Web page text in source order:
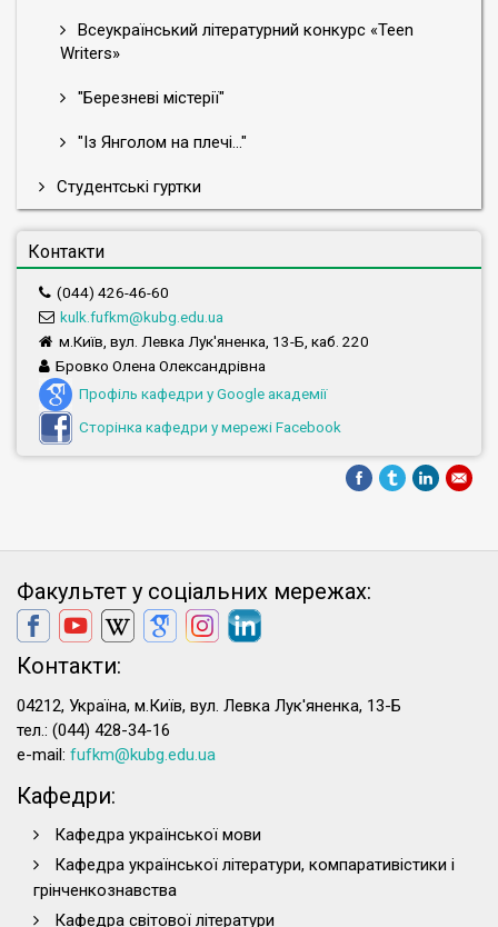
Всеукраїнський літературний конкурс «Teen
Writers»
"Березневі містерії"
"Із Янголом на плечі..."
Студентські гуртки
Контакти
(044) 426-46-60
kulk.fufkm@kubg.edu.ua
м.Київ, вул. Левка Лук'яненка, 13-Б, каб. 220
Бровко Олена Олександрівна
Профіль кафедри у Google академії
Сторінка кафедри у мережі Facebook
Факультет у соціальних мережах:
Контакти:
04212, Україна, м.Київ, вул. Левка Лук'яненка, 13-Б
тел.: (044) 428-34-16
e-mail: fufkm@kubg.edu.ua
Кафедри:
Кафедра української мови
Кафедра української літератури, компаративістики і
грінченкознавства
Кафедра світової літератури